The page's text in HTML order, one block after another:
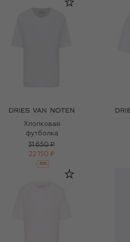
Хлопковая
футболка
31 650 ₽
22 150 ₽
-30%